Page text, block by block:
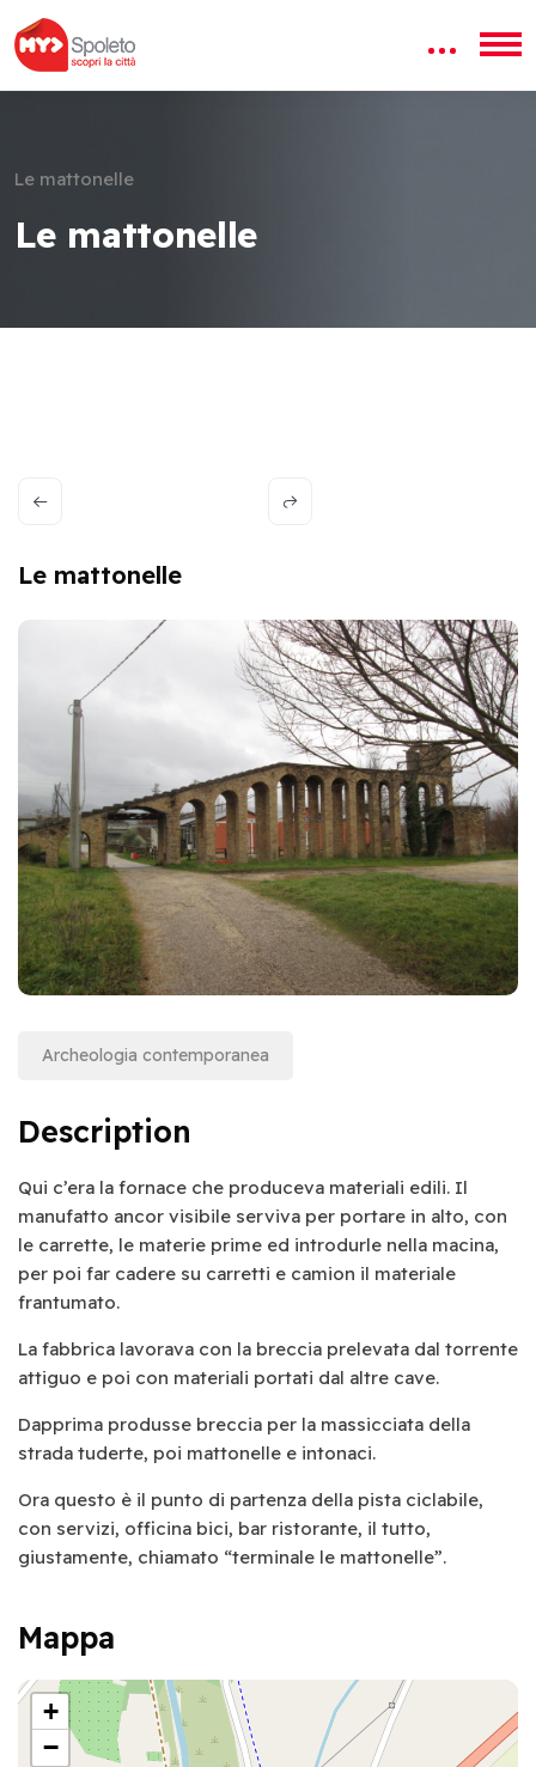
Le mattonelle
Le mattonelle
Le mattonelle
Archeologia contemporanea
Description
Qui c’era la fornace che produceva materiali edili. Il
manufatto ancor visibile serviva per portare in alto, con
le carrette, le materie prime ed introdurle nella macina,
per poi far cadere su carretti e camion il materiale
frantumato.
La fabbrica lavorava con la breccia prelevata dal torrente
attiguo e poi con materiali portati dal altre cave.
Dapprima produsse breccia per la massicciata della
strada tuderte, poi mattonelle e intonaci.
Ora questo è il punto di partenza della pista ciclabile,
con servizi, officina bici, bar ristorante, il tutto,
giustamente, chiamato “terminale le mattonelle”.
Mappa
+
−